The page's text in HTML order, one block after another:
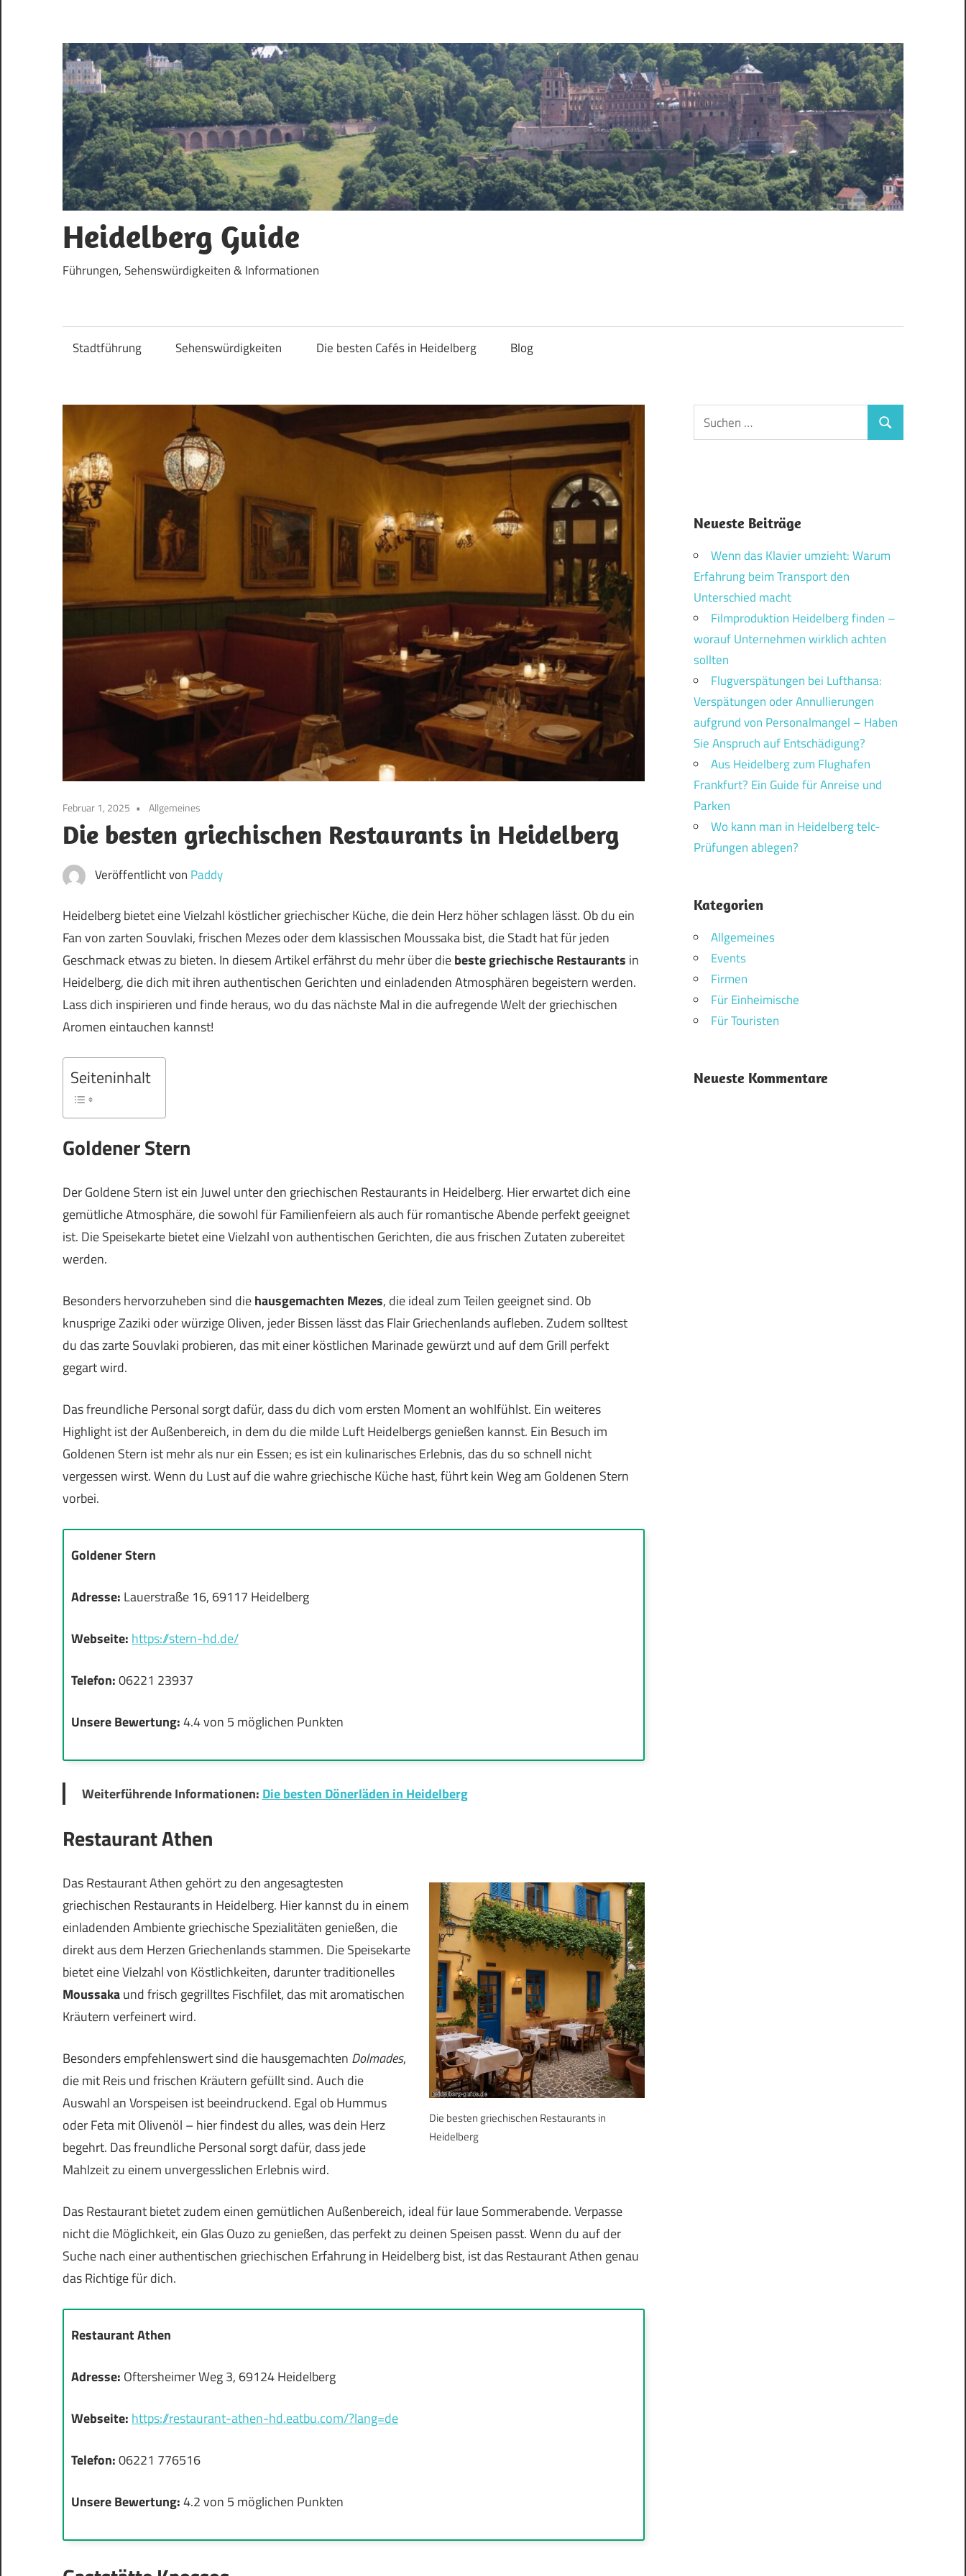
springen
Heidelberg Guide
Führungen, Sehenswürdigkeiten & Informationen
Stadtführung Sehenswürdigkeiten Die besten Cafés in Heidelberg Blog
Februar 1, 2025 Allgemeines
Die besten griechischen Restaurants in Heidelberg
Veröffentlicht von Paddy
Heidelberg bietet eine Vielzahl köstlicher griechischer Küche, die dein Herz höher schlagen lässt. Ob du ein
Fan von zarten Souvlaki, frischen Mezes oder dem klassischen Moussaka bist, die Stadt hat für jeden
Geschmack etwas zu bieten. In diesem Artikel erfährst du mehr über diebeste griechische Restaurants in
Heidelberg, die dich mit ihren authentischen Gerichten und einladenden Atmosphären begeistern werden.
Lass dich inspirieren und finde heraus, wo du das nächste Mal in die aufregende Welt der griechischen
Aromen eintauchen kannst!
Seiteninhalt
Goldener Stern
Der Goldene Stern ist ein Juwel unter den griechischen Restaurants in Heidelberg. Hier erwartet dich eine
gemütliche Atmosphäre, die sowohl für Familienfeiern als auch für romantische Abende perfekt geeignet
ist. Die Speisekarte bietet eine Vielzahl von authentischen Gerichten, die aus frischen Zutaten zubereitet
werden.
Besonders hervorzuheben sind diehausgemachten Mezes, die ideal zum Teilen geeignet sind. Ob
knusprige Zaziki oder würzige Oliven, jeder Bissen lässt das Flair Griechenlands aufleben. Zudem solltest
du das zarte Souvlaki probieren, das mit einer köstlichen Marinade gewürzt und auf dem Grill perfekt
gegart wird.
Das freundliche Personal sorgt dafür, dass du dich vom ersten Moment an wohlfühlst. Ein weiteres
Highlight ist der Außenbereich, in dem du die milde Luft Heidelbergs genießen kannst. Ein Besuch im
Goldenen Stern ist mehr als nur ein Essen; es ist ein kulinarisches Erlebnis, das du so schnell nicht
vergessen wirst. Wenn du Lust auf die wahre griechische Küche hast, führt kein Weg am Goldenen Stern
vorbei.
Goldener Stern
Adresse: Lauerstraße 16, 69117 Heidelberg
Webseite: https://stern-hd.de/
Telefon:06221 23937
Unsere Bewertung:4.4 von 5 möglichen Punkten
Weiterführende Informationen: Die besten Dönerläden in Heidelberg
Restaurant Athen
Die besten griechischen Restaurants in
Heidelberg
Das Restaurant Athen gehört zu den angesagtesten
griechischen Restaurants in Heidelberg. Hier kannst du in einem
einladenden Ambiente griechische Spezialitäten genießen, die
direkt aus dem Herzen Griechenlands stammen. Die Speisekarte
bietet eine Vielzahl von Köstlichkeiten, darunter traditionelles
Moussakaund frisch gegrilltes Fischfilet, das mit aromatischen
Kräutern verfeinert wird.
Besonders empfehlenswert sind die hausgemachten Dolmades,
die mit Reis und frischen Kräutern gefüllt sind. Auch die
Auswahl an Vorspeisen ist beeindruckend. Egal ob Hummus
oder Feta mit Olivenöl – hier findest du alles, was dein Herz
begehrt. Das freundliche Personal sorgt dafür, dass jede
Mahlzeit zu einem unvergesslichen Erlebnis wird.
Das Restaurant bietet zudem einen gemütlichen Außenbereich, ideal für laue Sommerabende. Verpasse
nicht die Möglichkeit, ein Glas Ouzo zu genießen, das perfekt zu deinen Speisen passt. Wenn du auf der
Suche nach einer authentischen griechischen Erfahrung in Heidelberg bist, ist das Restaurant Athen genau
das Richtige für dich.
Restaurant Athen
Adresse: Oftersheimer Weg 3, 69124 Heidelberg
Webseite: https://restaurant-athen-hd.eatbu.com/?lang=de
Telefon:06221 776516
Unsere Bewertung:4.2 von 5 möglichen Punkten
Suchen
nach:
Suchen
Neueste Beiträge
Wenn das Klavier umzieht: Warum
Erfahrung beim Transport den
Unterschied macht
Filmproduktion Heidelberg finden –
worauf Unternehmen wirklich achten
sollten
Flugverspätungen bei Lufthansa:
Verspätungen oder Annullierungen
aufgrund von Personalmangel – Haben
Sie Anspruch auf Entschädigung?
Aus Heidelberg zum Flughafen
Frankfurt? Ein Guide für Anreise und
Parken
Wo kann man in Heidelberg telc-
Prüfungen ablegen?
Kategorien
Allgemeines
Events
Firmen
Für Einheimische
Für Touristen
Neueste Kommentare